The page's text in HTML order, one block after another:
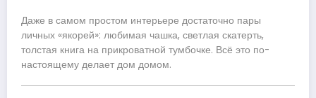
Даже в самом простом интерьере достаточно пары
личных «якорей»: любимая чашка, светлая скатерть,
толстая книга на прикроватной тумбочке. Всё это по-
настоящему делает дом домом.